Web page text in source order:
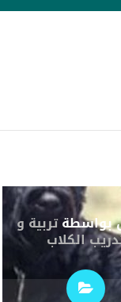
بواسطةتربية و
الكلاب